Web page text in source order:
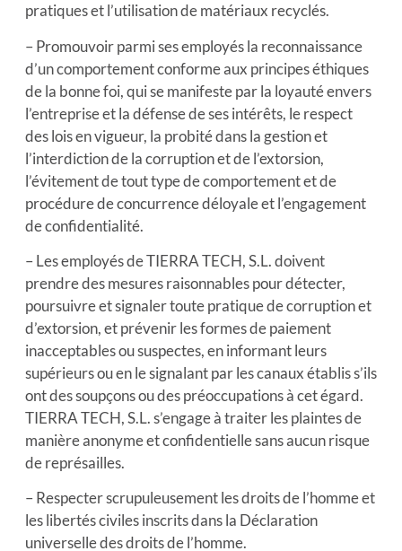
pratiques et l’utilisation de matériaux recyclés.
– Promouvoir parmi ses employés la reconnaissance
d’un comportement conforme aux principes éthiques
de la bonne foi, qui se manifeste par la loyauté envers
l’entreprise et la défense de ses intérêts, le respect
des lois en vigueur, la probité dans la gestion et
l’interdiction de la corruption et de l’extorsion,
l’évitement de tout type de comportement et de
procédure de concurrence déloyale et l’engagement
de confidentialité.
– Les employés de TIERRA TECH, S.L. doivent
prendre des mesures raisonnables pour détecter,
poursuivre et signaler toute pratique de corruption et
d’extorsion, et prévenir les formes de paiement
inacceptables ou suspectes, en informant leurs
supérieurs ou en le signalant par les canaux établis s’ils
ont des soupçons ou des préoccupations à cet égard.
TIERRA TECH, S.L. s’engage à traiter les plaintes de
manière anonyme et confidentielle sans aucun risque
de représailles.
– Respecter scrupuleusement les droits de l’homme et
les libertés civiles inscrits dans la Déclaration
universelle des droits de l’homme.